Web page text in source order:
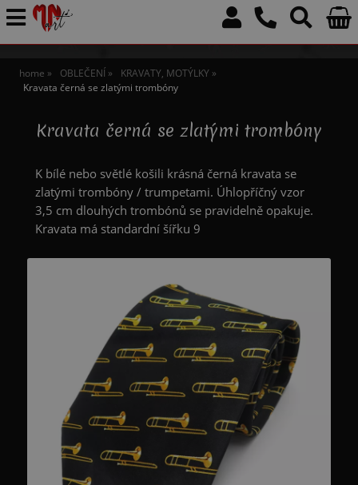
home OBLEČENÍ
KRAVATY, MOTÝLKY
Kravata černá se zlatými trombóny
Kravata černá se zlatými trombóny
K bílé nebo světlé košili krásná černá kravata se
zlatými trombóny / trumpetami. Úhlopříčný vzor
3,5 cm dlouhých trombónů se pravidelně opakuje.
Kravata má standardní šířku 9